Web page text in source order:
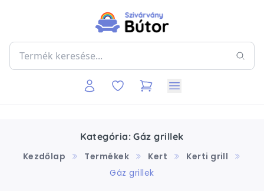
Kategória: Gáz grillek
Kezdőlap
Termékek Kert
Kerti grill
Gáz grillek